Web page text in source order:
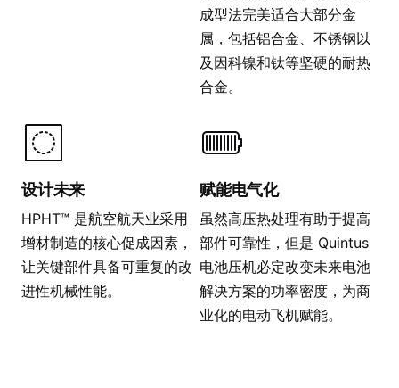
成型法完美适合大部分金
属，包括铝合金、不锈钢以
及因科镍和钛等坚硬的耐热
合金。
设计未来
HPHT™ 是航空航天业采用
增材制造的核心促成因素，
让关键部件具备可重复的改
进性机械性能。
赋能电气化
虽然高压热处理有助于提高
部件可靠性，但是 Quintus
电池压机必定改变未来电池
解决方案的功率密度，为商
业化的电动飞机赋能。